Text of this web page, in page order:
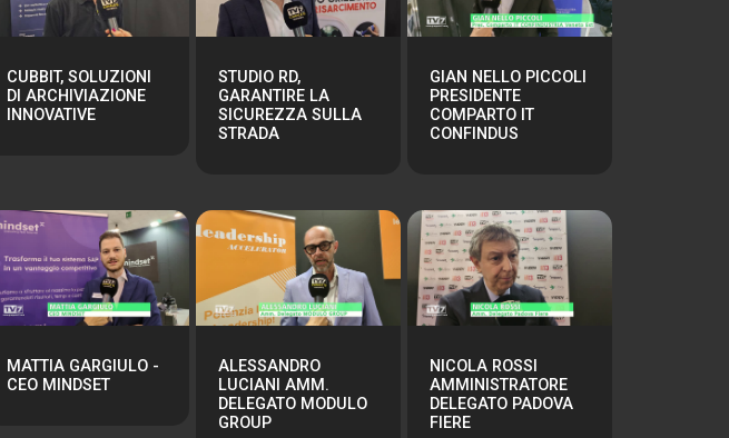
CUBBIT, SOLUZIONI
DI ARCHIVIAZIONE
INNOVATIVE
STUDIO RD,
GARANTIRE LA
SICUREZZA SULLA
STRADA
GIAN NELLO PICCOLI
PRESIDENTE
COMPARTO IT
CONFINDUS
MATTIA GARGIULO -
CEO MINDSET
ALESSANDRO
LUCIANI AMM.
DELEGATO MODULO
GROUP
NICOLA ROSSI
AMMINISTRATORE
DELEGATO PADOVA
FIERE